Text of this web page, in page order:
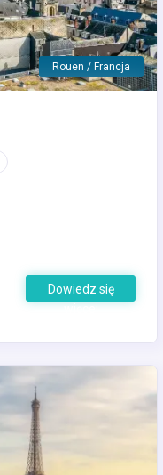
Rouen / Francja
Dowiedz się
więcej